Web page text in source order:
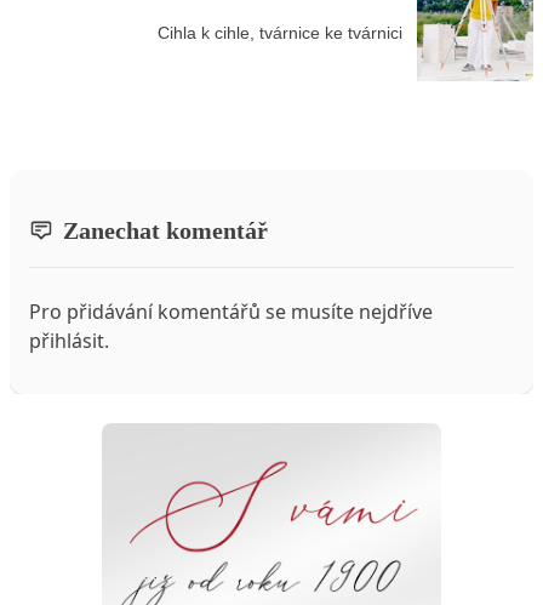
Cihla k cihle, tvárnice ke tvárnici
Zanechat komentář
Pro přidávání komentářů se musíte nejdříve
přihlásit.